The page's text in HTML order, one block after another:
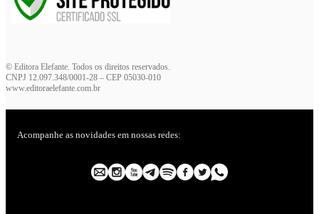
© Editora Elefante. Todos os direitos reservados.
CNPJ 12.097.348/0001-28 – CEP 05030-010
www.editoraelefante.com.br
Acompanhe as novidades em nossas redes: